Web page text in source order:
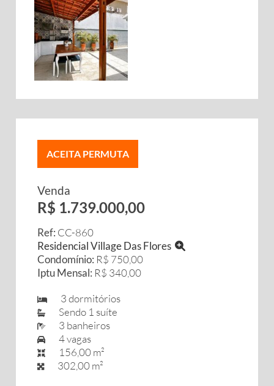
ACEITA PERMUTA
Venda
R$ 1.739.000,00
Ref: CC-860
Residencial Village Das Flores
Condomínio: R$ 750,00
Iptu Mensal: R$ 340,00
3 dormitórios
Sendo 1 suíte
3 banheiros
4 vagas
156,00 m²
302,00 m²